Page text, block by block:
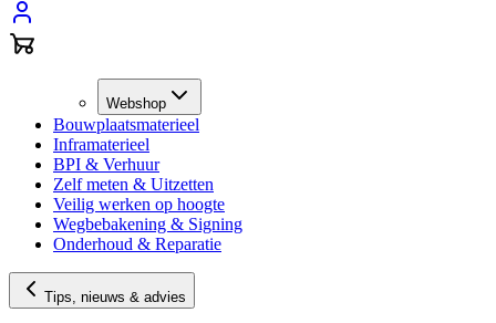
Webshop
Bouwplaatsmaterieel
Inframaterieel
BPI & Verhuur
Zelf meten & Uitzetten
Veilig werken op hoogte
Wegbebakening & Signing
Onderhoud & Reparatie
Tips, nieuws & advies